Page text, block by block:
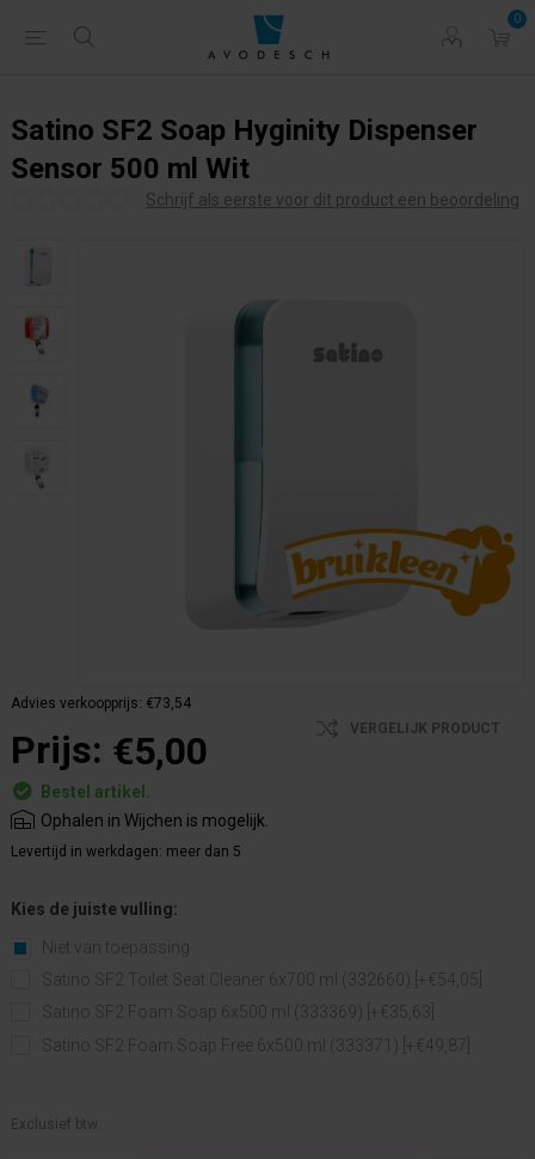
0
Satino SF2 Soap Hyginity Dispenser
Sensor 500 ml Wit
Schrijf als eerste voor dit product een beoordeling
Advies verkoopprijs: €73,54
Prijs: €5,00 VERGELIJK PRODUCT
Bestel artikel.
Ophalen in Wijchen is mogelijk.
Levertijd in werkdagen: meer dan 5
Kies de juiste vulling:
Niet van toepassing
Satino SF2 Toilet Seat Cleaner 6x700 ml (332660) [+€54,05]
Satino SF2 Foam Soap 6x500 ml (333369) [+€35,63]
Satino SF2 Foam Soap Free 6x500 ml (333371) [+€49,87]
Exclusief btw.